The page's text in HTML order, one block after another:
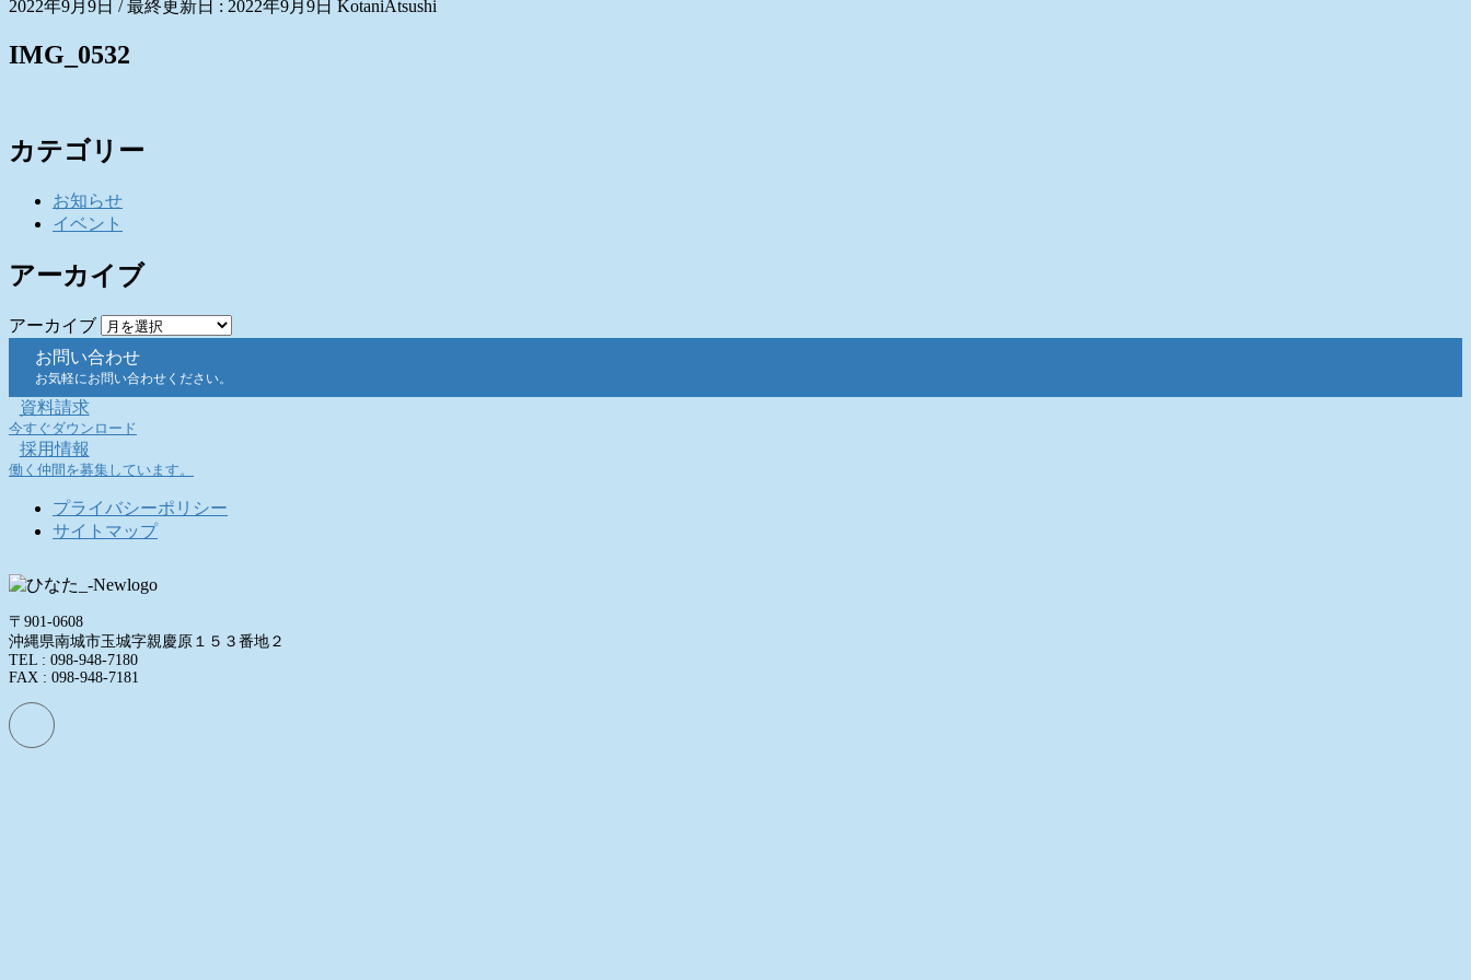
2022年9月9日 / 最終更新日 : 2022年9月9日 KotaniAtsushi
IMG_0532
カテゴリー
お知らせ
イベント
アーカイブ
アーカイブ
お問い合わせ
お気軽にお問い合わせください。
資料請求
今すぐダウンロード
採用情報
働く仲間を募集しています。
プライバシーポリシー
サイトマップ
〒901-0608
沖縄県南城市玉城字親慶原１５３番地２
TEL : 098-948-7180
FAX : 098-948-7181